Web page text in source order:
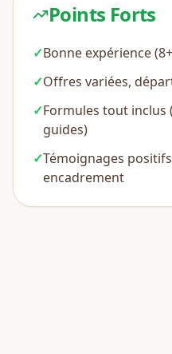
Points Forts
✓Bonne expérience
✓Offres variées,
✓Formules tout
guides)
✓Témoignages
encadrement